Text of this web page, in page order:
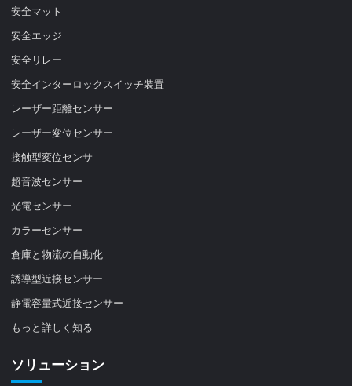
安全マット
安全エッジ
安全リレー
安全インターロックスイッチ装置
レーザー距離センサー
レーザー変位センサー
接触型変位センサ
超音波センサー
光電センサー
カラーセンサー
倉庫と物流の自動化
誘導型近接センサー
静電容量式近接センサー
もっと詳しく知る
ソリューション